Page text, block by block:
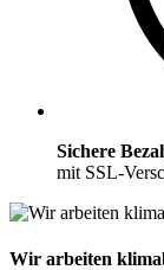
Sichere
mit SSL-
Wir arbeiten